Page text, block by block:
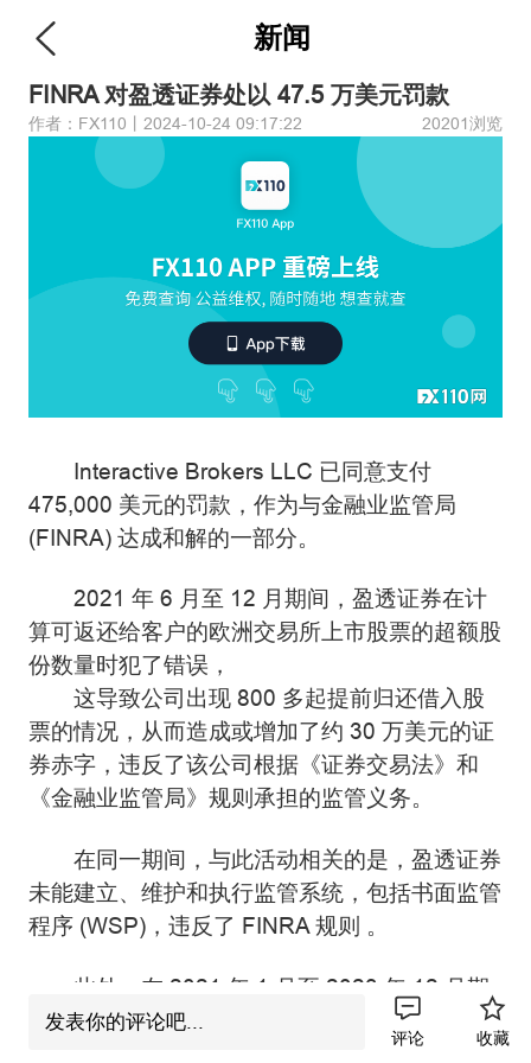
新闻
FINRA 对盈透证券处以 47.5 万美元罚款
作者：FX110丨2024-10-24 09:17:22 20201浏览
Interactive Brokers LLC 已同意支付
475,000 美元的罚款，作为与金融业监管局
(FINRA) 达成和解的一部分。
2021 年 6 月至 12 月期间，盈透证券在计
算可返还给客户的欧洲交易所上市股票的超额股
份数量时犯了错误，
这导致公司出现 800 多起提前归还借入股
票的情况，从而造成或增加了约 30 万美元的证
券赤字，违反了该公司根据《证券交易法》和
《金融业监管局》规则承担的监管义务。
在同一期间，与此活动相关的是，盈透证券
未能建立、维护和执行监管系统，包括书面监管
程序 (WSP)，违反了 FINRA 规则 。
此外，在 2021 年 1 月至 2023 年 12 月期
间，盈透证券允许未注册的相关人员领导和监督
与该公司证券融资业务有关的一些软件开发工
发表你的评论吧...
评论 收藏